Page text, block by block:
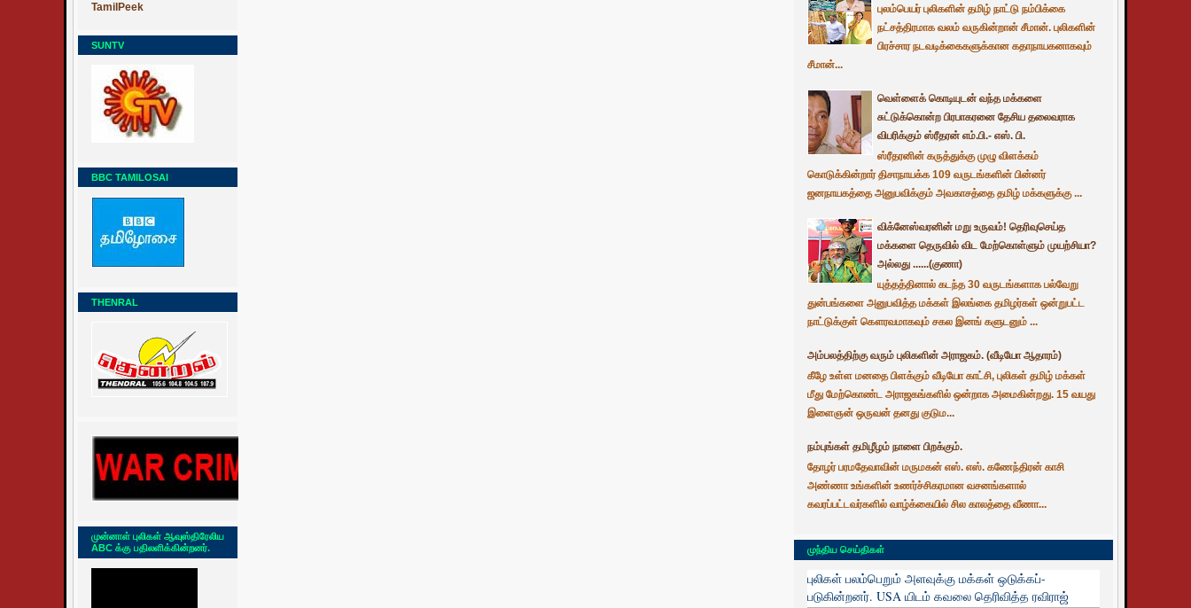
TamilPeek
SUNTV
BBC TAMILOSAI
THENRAL
முன்னாள் புலிகள் ஆவுஸ்திரேலிய
ABC க்கு பதிலளிக்கின்றனர்.
புலம்பெயர் புலிகளின் தமிழ் நாட்டு நம்பிக்கை
நட்சத்திரமாக வலம் வருகின்றான் சீமான். புலிகளின்
பிரச்சார நடவடிக்கைகளுக்கான கதாநாயகனாகவும்
சீமான்...
வெள்ளைக் கொடியுடன் வந்த மக்களை
சுட்டுக்கொன்ற பிரபாகரனை தேசிய தலைவராக
விபரிக்கும் ஸ்ரீதரன் எம்.பி.- எஸ். பி.
ஸ்ரீதரனின் கருத்துக்கு முழு விளக்கம்
கொடுக்கின்றார் திசாநாயக்க 109 வருடங்களின் பின்னர்
ஜனநாயகத்தை அனுபவிக்கும் அவகாசத்தை தமிழ் மக்களுக்கு ...
விக்னேஸ்வரனின் மறு உருவம்! தெரிவுசெய்த
மக்களை தெருவில் விட மேற்கொள்ளும் முயற்சியா?
அல்லது ......(குணா)
யுத்தத்தினால் கடந்த 30 வருடங்களாக பல்வேறு
துன்பங்களை அனுபவித்த மக்கள் இலங்கை தமிழர்கள் ஒன்றுபட்ட
நாட்டுக்குள் கௌரவமாகவும் சகல இனங் களுடனும் ...
அம்பலத்திற்கு வரும் புலிகளின் அராஜகம். (வீடியோ ஆதாரம்)
கீழே உள்ள மனதை பிளக்கும் வீடியோ காட்சி, புலிகள் தமிழ் மக்கள்
மீது மேற்கொண்ட அராஜகங்களில் ஒன்றாக அமைகின்றது. 15 வயது
இளைஞன் ஒருவன் தனது குடும...
நம்புங்கள் தமிழீழம் நாளை பிறக்கும்.
தோழர் பரமதேவாவின் மருமகன் எஸ். எஸ். கணேந்திரன் காசி
அண்ணா உங்களின் உணர்ச்சிகரமான வசனங்களால்
கவரப்பட்டவர்களில் வாழ்க்கையில் சில காலத்தை வீணா...
முந்திய செய்திகள்
புலிகள் பலம்பெறும் அளவுக்கு மக்கள் ஒடுக்கப்-
படுகின்றனர். USA யிடம் கவலை தெரிவித்த ரவிராஜ்